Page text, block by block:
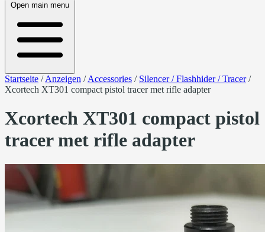
Open main menu
Startseite /Anzeigen /Accessories / Silencer / Flashhider / Tracer/
Xcortech XT301 compact pistol tracer met rifle adapter
Xcortech XT301 compact pistol
tracer met rifle adapter